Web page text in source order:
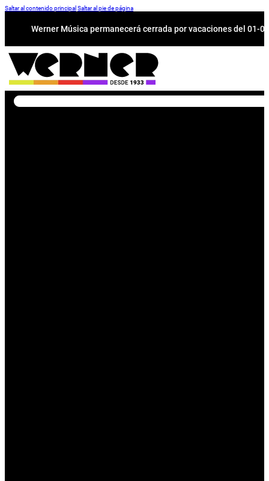
Saltar al contenido principal Saltar al pie de página
Werner Música permanecerá cerrada por vacaciones del 01-
Buscar